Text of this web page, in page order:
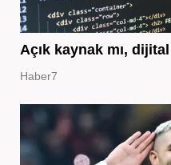
Açık kaynak mı, dijital
Haber7